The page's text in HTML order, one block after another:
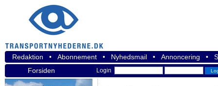
Redaktion • Abonnement • Nyhedsmail • Annoncering •
Forsiden
Login